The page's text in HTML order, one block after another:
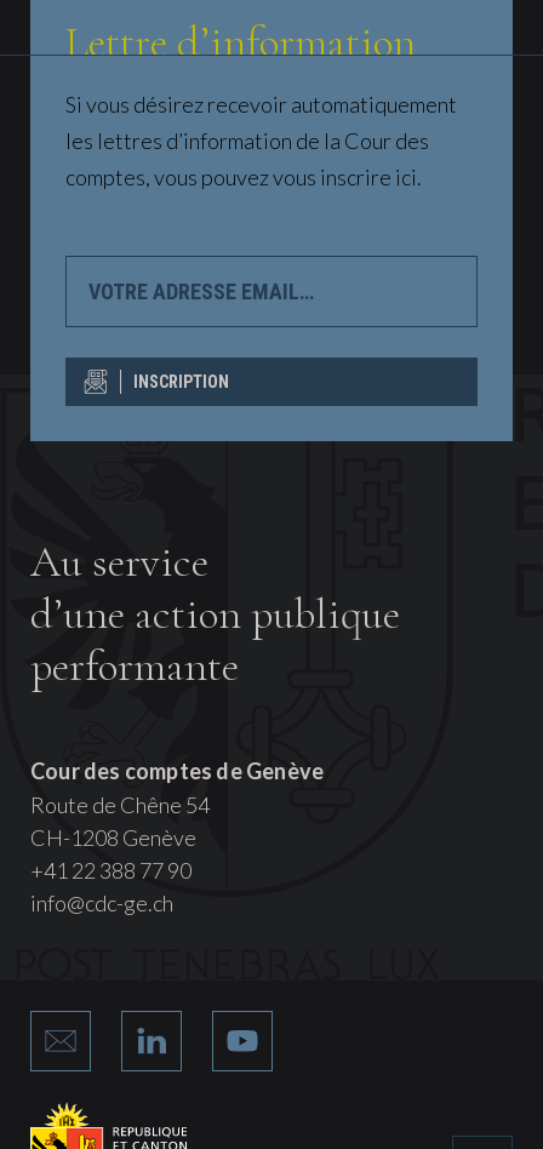
Lettre d’information
Si vous désirez recevoir automatiquement
les lettres d’information de la Cour des
comptes, vous pouvez vous inscrire ici.
ADRESSE
INSCRIPTION
Au service
d’une action publique
performante
Cour des comptes de Genève
Route de Chêne 54
CH-1208 Genève
+41 22 388 77 90
info@cdc-ge.ch